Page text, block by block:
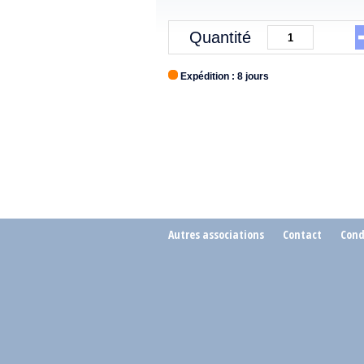
Quantité
Expédition : 8 jours
Autres associations Contact